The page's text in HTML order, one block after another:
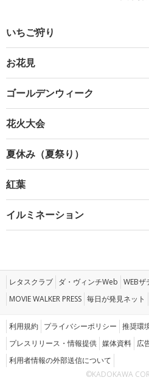
いちご狩り
お花見
ゴールデンウィーク
花火大会
夏休み（夏祭り）
紅葉
イルミネーション
レタスクラブ ダ・ヴィンチWeb WEBザ
MOVIE WALKER PRESS 毎日が発見ネット
利用規約 プライバシーポリシー 推奨環
プレスリリース・情報提供 媒体資料 広
利用者情報の外部送信について
©KADOKAWA